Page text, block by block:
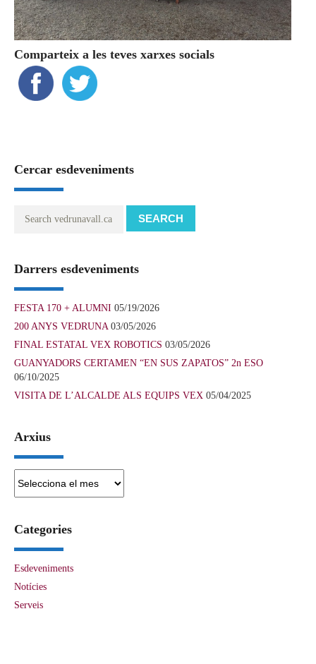
Comparteix a les teves xarxes socials
Cercar esdeveniments
SEARCH
Darrers esdeveniments
FESTA 170 + ALUMNI 05/19/2026
200 ANYS VEDRUNA 03/05/2026
FINAL ESTATAL VEX ROBOTICS 03/05/2026
GUANYADORS CERTAMEN “EN SUS ZAPATOS” 2n ESO
06/10/2025
VISITA DE L’ALCALDE ALS EQUIPS VEX 05/04/2025
Arxius
Categories
Esdeveniments
Notícies
Serveis